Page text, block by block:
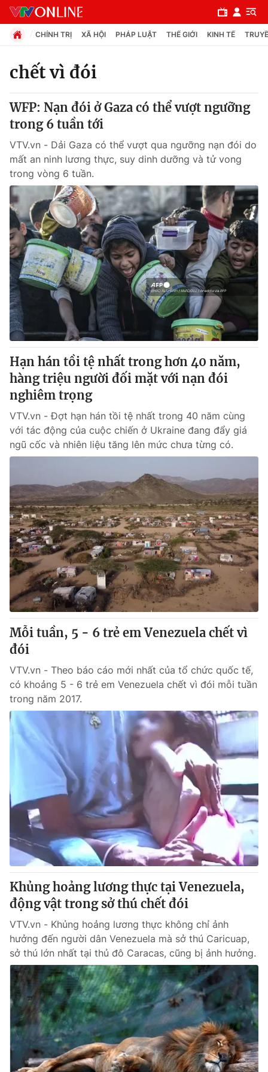
Chuyên mục
Chính trị
Xã hội
Pháp luật
Y tế
Thế giới
Tin tức
Thế giới đó đây
Câu chuyện quốc tế
Kinh tế
Tài chính
Thị trường
Góc doanh nghiệp
Dữ liệu và đời sống
Truyền hình
Phim VTV
Hậu trường
Nhân vật
Khán giả
Giải sao mai
Giải trí
Điện ảnh
Âm nhạc
Đời sống
Du lịch
Chất lượng cuộc sống
Tuyển sinh
Học trực tuyến
Công nghệ
Hitech Công nghệ tương lai
Sản phẩm
Thị trường
Tư vấn
Giao lưu trực tuyến
Lịch phát sóng
Chuyên mục khác
Emagazine Podcast
Photo Infographic
Video
VTV Money VTV Thể thao
VTV Sức khoẻ Bất động sản
Thị trường 24h Tấm lòng Việt
VTV4 Vươn mình bằng AI
VTV9 VTV8
Liên hệ tòa soạn
THỜI BÁO VTV
Theo dõi báo trên
Cơ quan chủ quản:Đài Truyền hình Việt Nam
CHÍNH TRỊ XÃ HỘI PHÁP LUẬT THẾ GIỚI KINH TẾ
chết vì đói
WFP: Nạn đói ở Gaza có thể vượt ngưỡng
trong 6 tuần tới
VTV.vn - Dải Gaza có thể vượt qua ngưỡng nạn đói do
mất an ninh lương thực, suy dinh dưỡng và tử vong
trong vòng 6 tuần.
Hạn hán tồi tệ nhất trong hơn 40 năm,
hàng triệu người đối mặt với nạn đói
nghiêm trọng
VTV.vn - Đợt hạn hán tồi tệ nhất trong 40 năm cùng
với tác động của cuộc chiến ở Ukraine đang đẩy giá
ngũ cốc và nhiên liệu tăng lên mức chưa từng có.
Mỗi tuần, 5 - 6 trẻ em Venezuela chết vì
đói
VTV.vn - Theo báo cáo mới nhất của tổ chức quốc tế,
có khoảng 5 - 6 trẻ em Venezuela chết vì đói mỗi tuần
trong năm 2017.
Khủng hoảng lương thực tại Venezuela,
động vật trong sở thú chết đói
VTV.vn - Khủng hoảng lương thực không chỉ ảnh
hưởng đến người dân Venezuela mà sở thú Caricuap,
sở thú lớn nhất tại thủ đô Caracas, cũng bị ảnh hưởng.